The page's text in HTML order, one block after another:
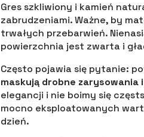
Gres szkliwiony i kamień
zabrudzeniami. Ważne, by
trwałych przebarwień.
powierzchnia jest zwarta i
Często pojawia się pytanie:
maskują drobne zarysowania
elegancji i nie boimy się
mocno eksploatowanych
dzień.